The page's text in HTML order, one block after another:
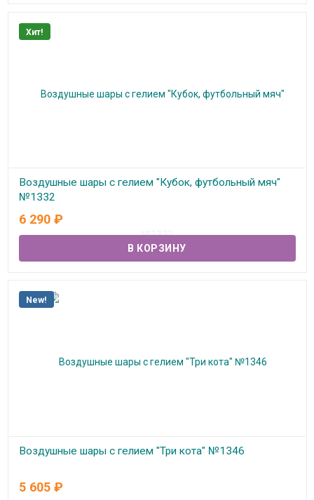
Хит!
Воздушные шары с гелием "Кубок, футбольный мяч"
№1332
В наличии
6 290 ₽
New!
Воздушные шары с гелием "Три кота" №1346
5 605 ₽